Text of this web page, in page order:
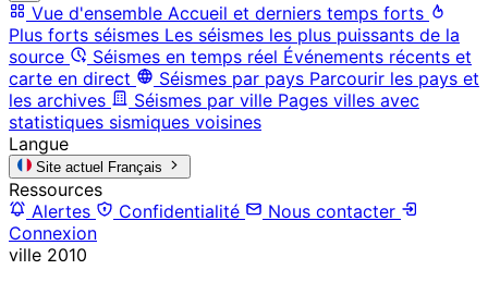
Vue d'ensemble Accueil et derniers temps forts
Plus forts séismes Les séismes les plus puissants de la
source
Séismes en temps réel Événements récents et
carte en direct
Séismes par pays Parcourir les pays et
les archives
Séismes par ville Pages villes avec
statistiques sismiques voisines
Langue
Site actuel Français
Ressources
Alertes
Confidentialité
Nous contacter
Connexion
ville 2010